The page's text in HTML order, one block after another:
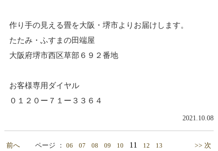
作り手の見える畳を大阪・堺市よりお届けします。
たたみ・ふすまの田端屋
大阪府堺市西区草部６９２番地
お客様専用ダイヤル
０１２０ー７１ー３３６４
2021.10.08
前へ
ページ ： 06 07 08 09 10 11 12
13
>> 次